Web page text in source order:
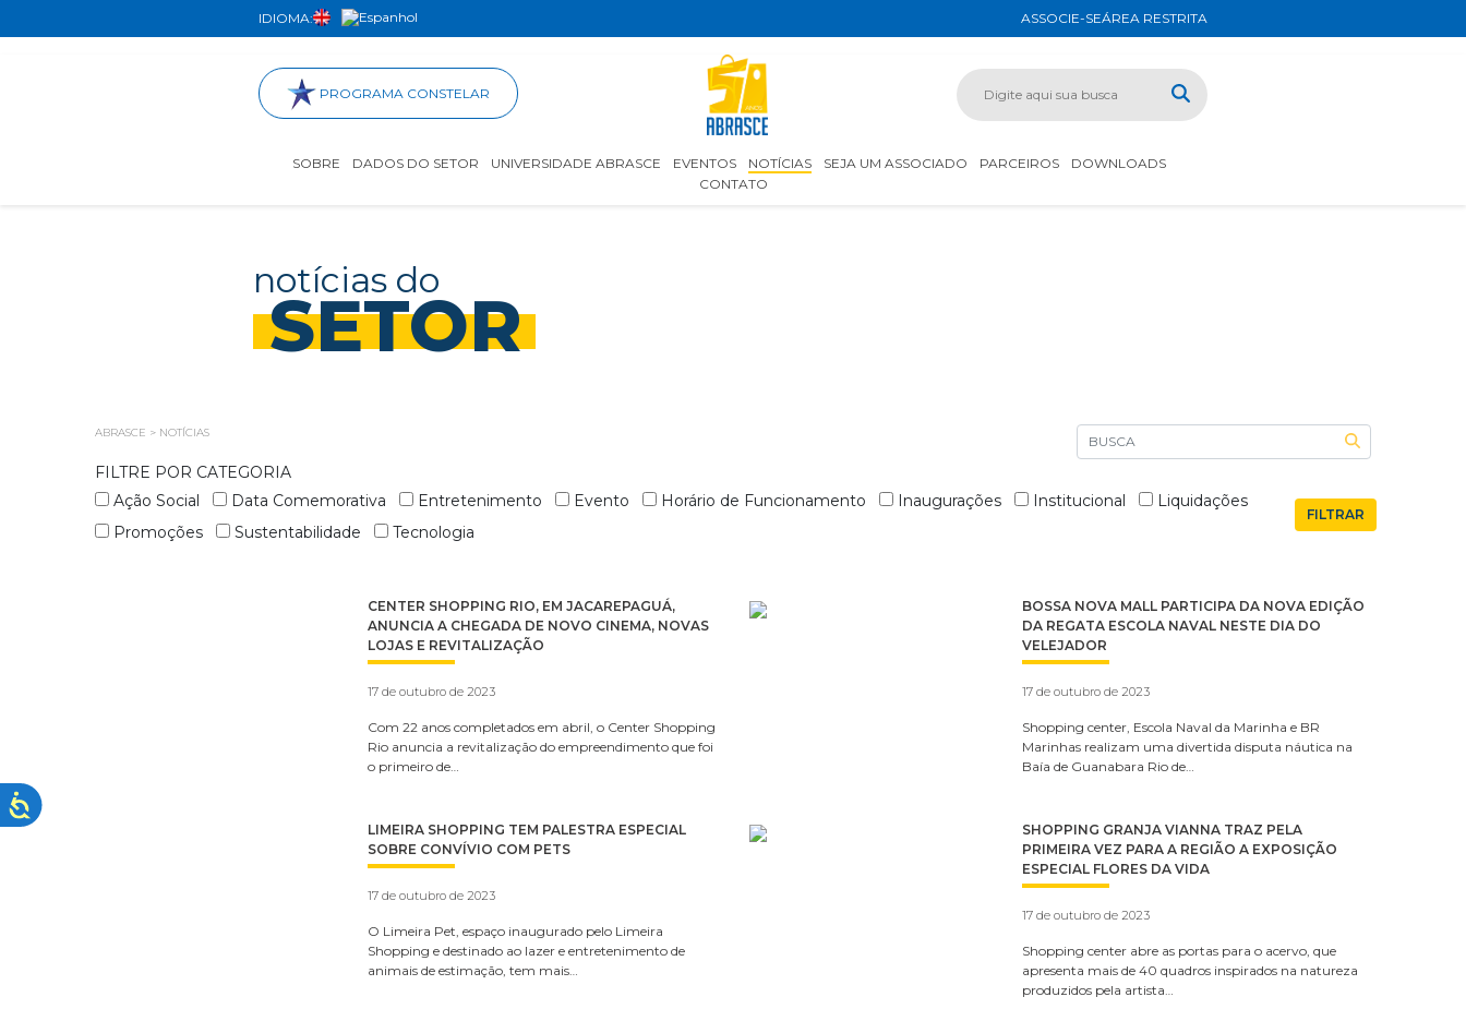
IDIOMA: ASSOCIE-SEÁREA RESTRITA
PROGRAMA CONSTELAR
SOBRE DADOS DO SETOR UNIVERSIDADE ABRASCE EVENTOS NOTÍCIAS SEJA UM ASSOCIADO PARCEIROS
DOWNLOADS
CONTATO
notícias do
SETOR
ABRASCE > NOTÍCIAS
FILTRE POR CATEGORIA
Ação Social
Data Comemorativa Entretenimento Evento Horário de Funcionamento Inaugurações Institucional
Liquidações
Promoções
Sustentabilidade Tecnologia
CENTER SHOPPING RIO, EM JACAREPAGUÁ,
ANUNCIA A CHEGADA DE NOVO CINEMA, NOVAS
LOJAS E REVITALIZAÇÃO
17 de outubro de 2023
Com 22 anos completados em abril, o Center Shopping
Rio anuncia a revitalização do empreendimento que foi
o primeiro de…
BOSSA NOVA MALL PARTICIPA DA NOVA EDIÇÃO
DA REGATA ESCOLA NAVAL NESTE DIA DO
VELEJADOR
17 de outubro de 2023
Shopping center, Escola Naval da Marinha e BR
Marinhas realizam uma divertida disputa náutica na
Baía de Guanabara Rio de…
LIMEIRA SHOPPING TEM PALESTRA ESPECIAL
SOBRE CONVÍVIO COM PETS
17 de outubro de 2023
O Limeira Pet, espaço inaugurado pelo Limeira
Shopping e destinado ao lazer e entretenimento de
animais de estimação, tem mais…
SHOPPING GRANJA VIANNA TRAZ PELA
PRIMEIRA VEZ PARA A REGIÃO A EXPOSIÇÃO
ESPECIAL FLORES DA VIDA
17 de outubro de 2023
Shopping center abre as portas para o acervo, que
apresenta mais de 40 quadros inspirados na natureza
produzidos pela artista…